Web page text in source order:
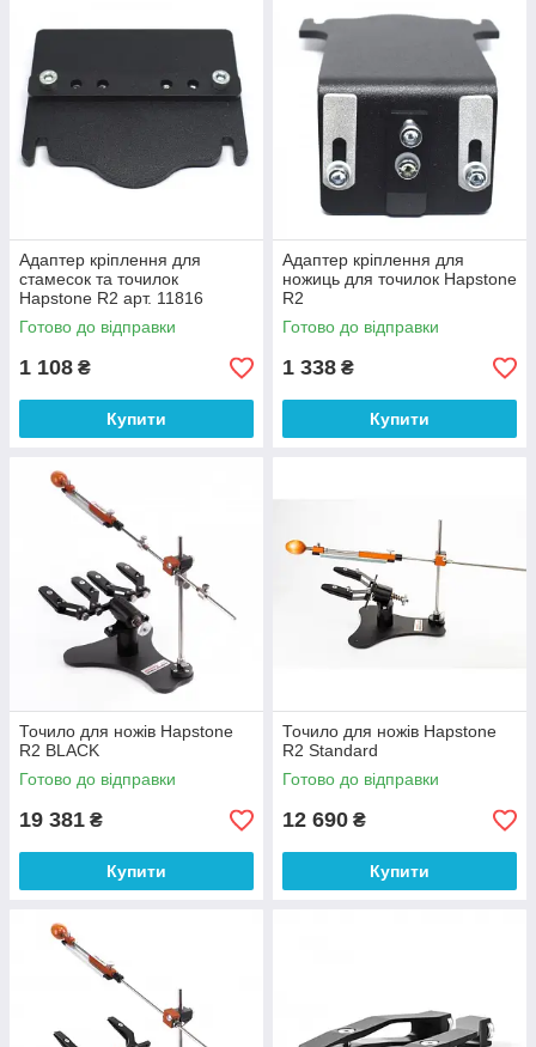
Адаптер кріплення для
стамесок та точилок
Hapstone R2 арт. 11816
Готово до відправки
1 108 ₴
Купити
Адаптер кріплення для
ножиць для точилок Hapstone
R2
Готово до відправки
1 338 ₴
Купити
Точило для ножів Hapstone
R2 BLACK
Готово до відправки
19 381 ₴
Купити
Точило для ножів Hapstone
R2 Standard
Готово до відправки
12 690 ₴
Купити